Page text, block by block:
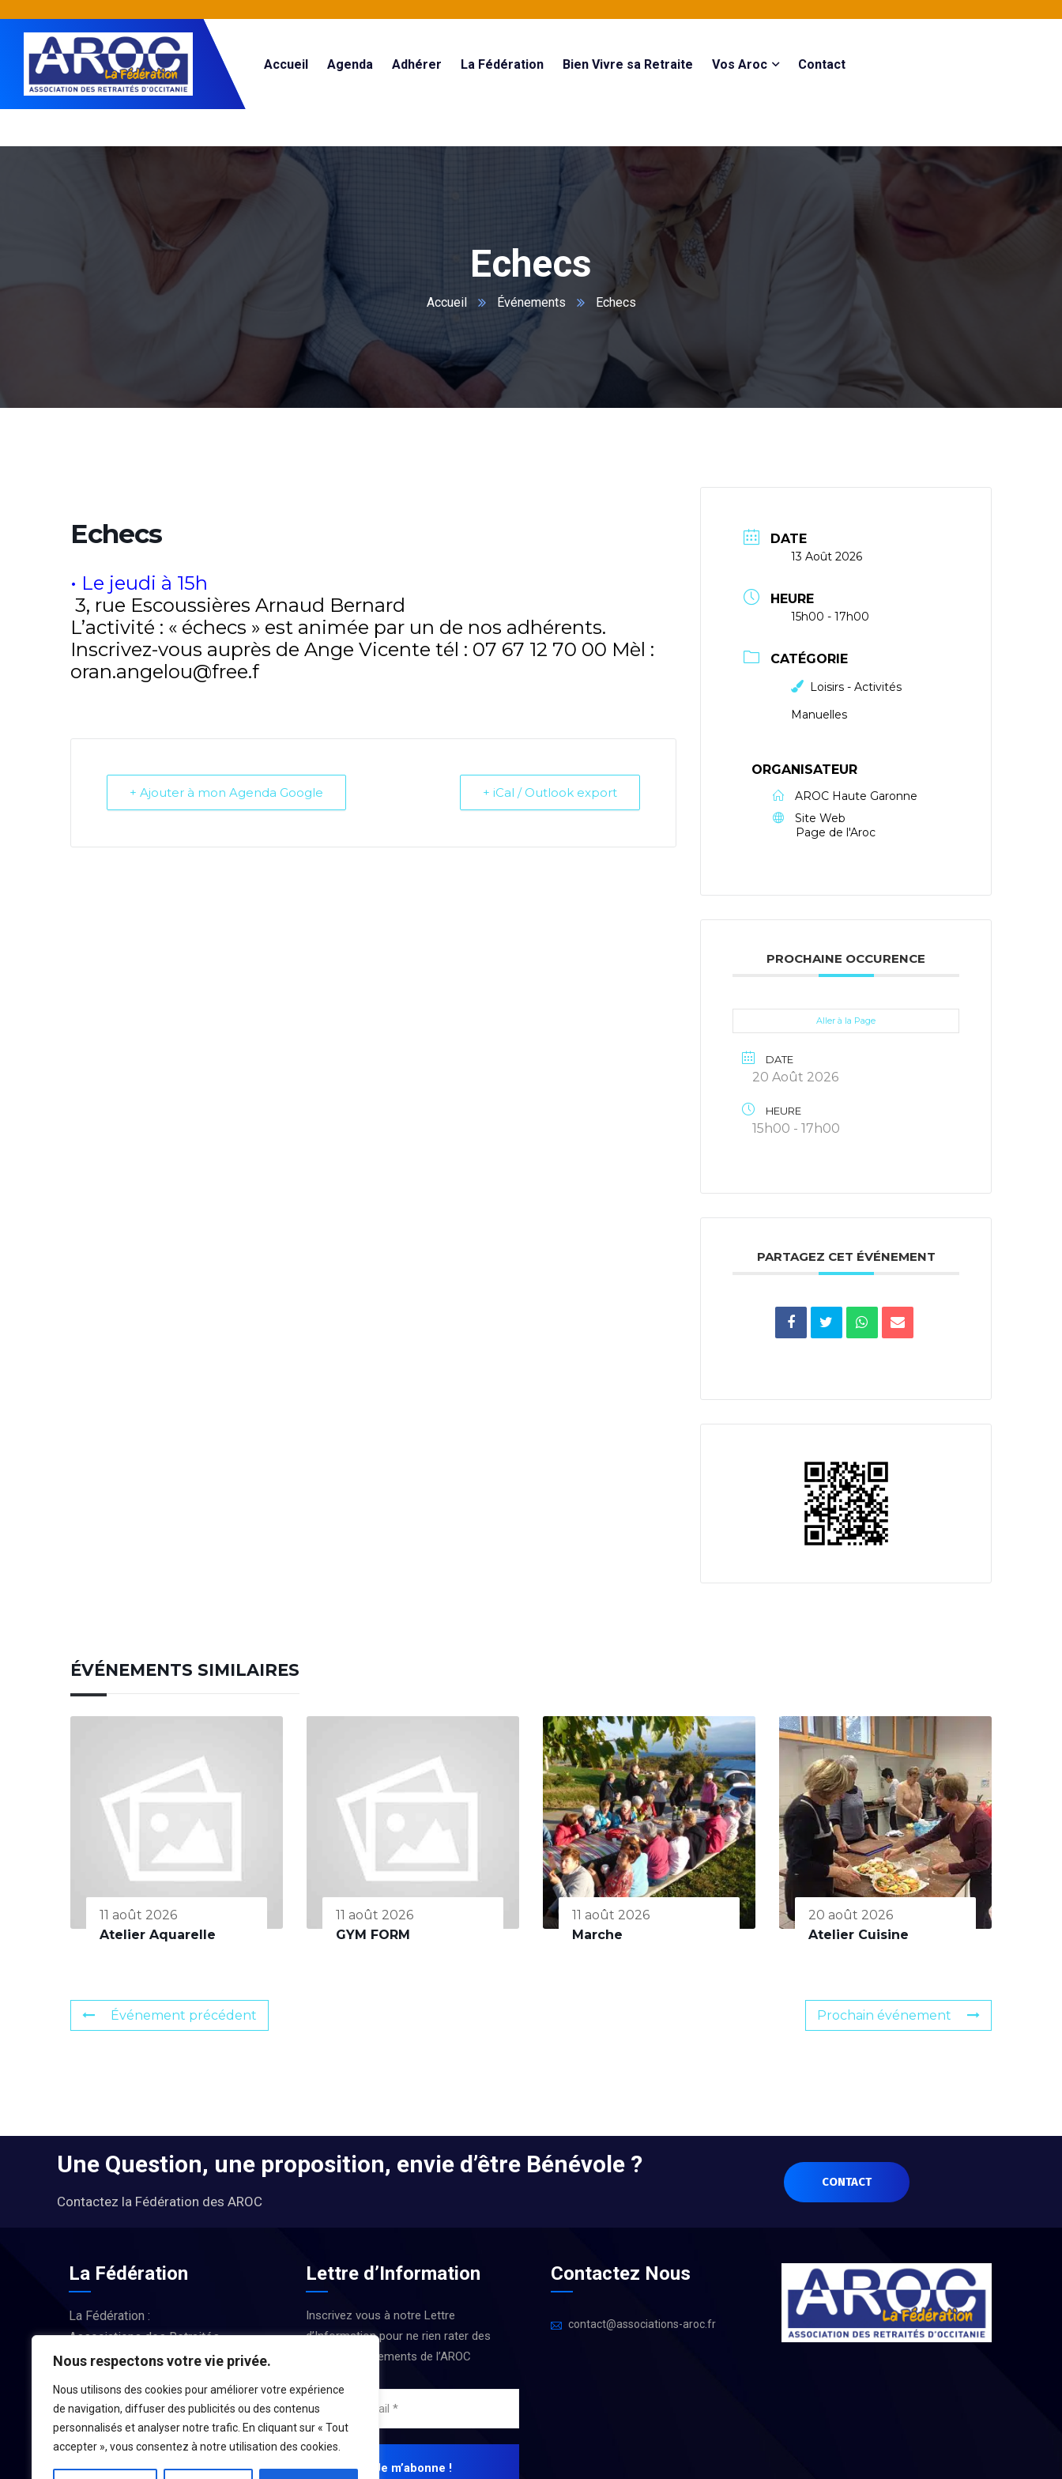
Nous respectons votre vie privée.
Nous utilisons des cookies pour améliorer votre expérience
de navigation, diffuser des publicités ou des contenus
personnalisés et analyser notre trafic. En cliquant sur « Tout
accepter », vous consentez à notre utilisation des cookies.
Accueil Agenda Adhérer La Fédération Bien Vivre sa Retraite Vos Aroc Contact
Echecs
Accueil Événements Echecs
Echecs
• Le jeudi à 15h
3, rue Escoussières Arnaud Bernard
L’activité : « échecs » est animée par un de nos adhérents.
Inscrivez-vous auprès de Ange Vicente tél : 07 67 12 70 00 Mèl :
oran.angelou@free.f
+ Ajouter à mon Agenda Google + iCal / Outlook export
DATE
13 Août 2026
HEURE
15h00 - 17h00
CATÉGORIE
Loisirs - Activités
Manuelles
ORGANISATEUR
AROC Haute Garonne
Site Web
Page de l'Aroc
PROCHAINE OCCURENCE
Aller à la Page
DATE
20 Août 2026
HEURE
15h00 - 17h00
PARTAGEZ CET ÉVÉNEMENT
ÉVÉNEMENTS SIMILAIRES
11 août 2026
Atelier Aquarelle
11 août 2026
GYM FORM
11 août 2026
Marche
20 août 2026
Atelier Cuisine
Événement précédent Prochain événement
Une Question, une proposition, envie d’être Bénévole ?
Contactez la Fédération des AROC
CONTACT
La Fédération
La Fédération :
Associations des Retraités
d’Occitanie
LA FÉDÉRATION
Lettre d’Information
Inscrivez vous à notre Lettre
d’Information pour ne rien rater des
Actus et Évènements de l’AROC
Contactez Nous
contact@associations-aroc.fr